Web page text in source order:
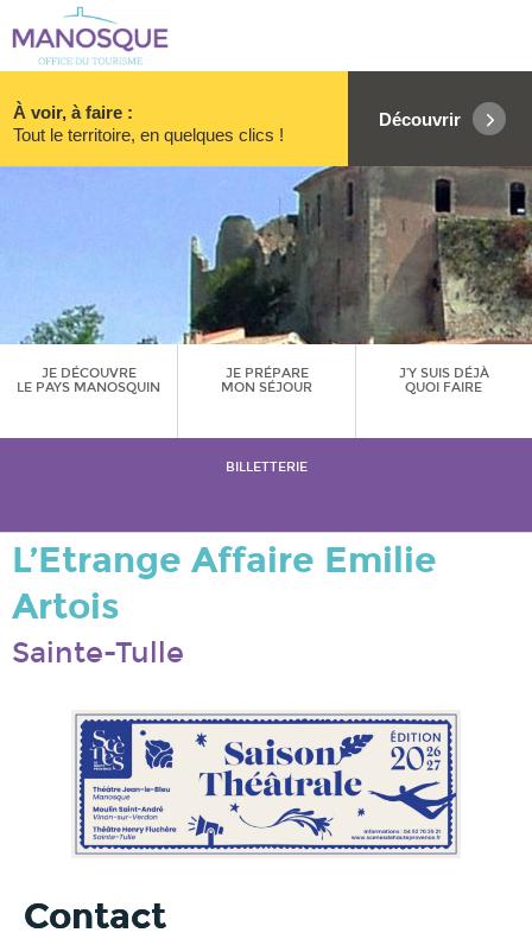
JE DÉCOUVRE
LE PAYS MANOSQUIN
JE PRÉPARE
MON SÉJOUR
J’Y SUIS DÉJÀ
QUOI FAIRE
BILLETTERIE
À voir, à faire :
Tout le territoire, en quelques clics !
Découvrir
L’Etrange Affaire Emilie
Artois
Sainte-Tulle
Contact